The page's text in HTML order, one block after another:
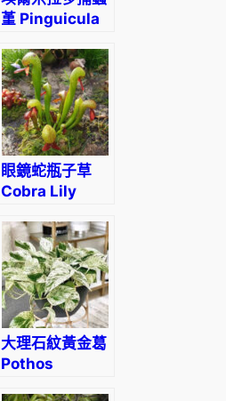
堇 Pinguicula
眼鏡蛇瓶子草
Cobra Lily
californica)
(直徑2-4cm)
大理石紋黃金葛
Pothos